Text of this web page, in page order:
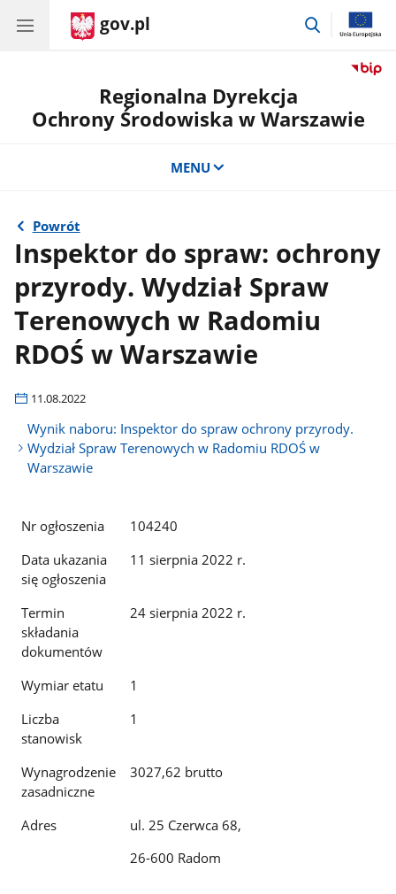
gov.pl
przejdź
Regionalna Dyrekcja
Ochrony Środowiska w Warszawie
MENU
Powrót
Inspektor do spraw: ochrony
przyrody. Wydział Spraw
Terenowych w Radomiu
RDOŚ w Warszawie
11.08.2022
Wynik naboru: Inspektor do spraw ochrony przyrody.
Wydział Spraw Terenowych w Radomiu RDOŚ w
Warszawie
Nr ogłoszenia
104240
Data ukazania
się ogłoszenia
11 sierpnia 2022 r.
Termin
składania
dokumentów
24 sierpnia 2022 r.
Wymiar etatu
1
Liczba
stanowisk
1
Wynagrodzenie
zasadniczne
3027,62 brutto
Adres
ul. 25 Czerwca 68,
26-600 Radom